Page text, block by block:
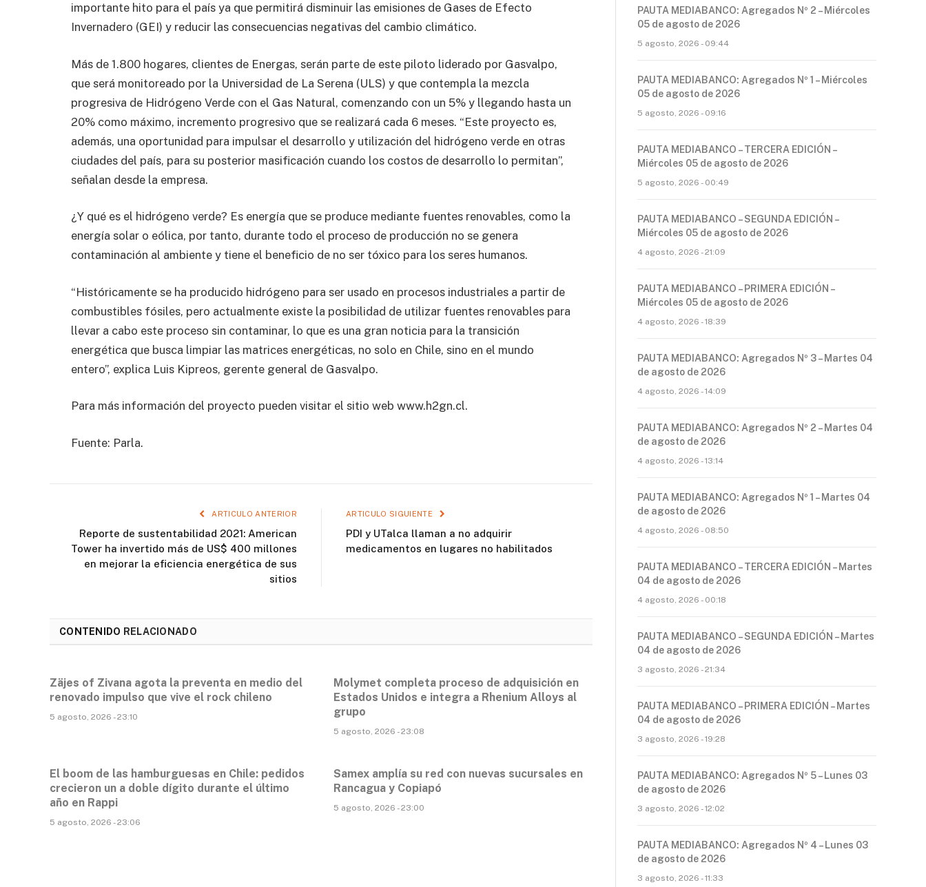
importante hito para el país ya que permitirá disminuir las emisiones de Gases de Efecto
Invernadero (GEI) y reducir las consecuencias negativas del cambio climático.
Más de 1.800 hogares, clientes de Energas, serán parte de este piloto liderado por Gasvalpo,
que será monitoreado por la Universidad de La Serena (ULS) y que contempla la mezcla
progresiva de Hidrógeno Verde con el Gas Natural, comenzando con un 5% y llegando hasta un
20% como máximo, incremento progresivo que se realizará cada 6 meses. “Este proyecto es,
además, una oportunidad para impulsar el desarrollo y utilización del hidrógeno verde en otras
ciudades del país, para su posterior masificación cuando los costos de desarrollo lo permitan”,
señalan desde la empresa.
¿Y qué es el hidrógeno verde? Es energía que se produce mediante fuentes renovables, como la
energía solar o eólica, por tanto, durante todo el proceso de producción no se genera
contaminación al ambiente y tiene el beneficio de no ser tóxico para los seres humanos.
“Históricamente se ha producido hidrógeno para ser usado en procesos industriales a partir de
combustibles fósiles, pero actualmente existe la posibilidad de utilizar fuentes renovables para
llevar a cabo este proceso sin contaminar, lo que es una gran noticia para la transición
energética que busca limpiar las matrices energéticas, no solo en Chile, sino en el mundo
entero”, explica Luis Kipreos, gerente general de Gasvalpo.
Para más información del proyecto pueden visitar el sitio web www.h2gn.cl.
Fuente: Parla.
ARTICULO ANTERIOR
Reporte de sustentabilidad 2021: American
Tower ha invertido más de US$ 400 millones
en mejorar la eficiencia energética de sus
sitios
ARTICULO SIGUIENTE
PDI y UTalca llaman a no adquirir
medicamentos en lugares no habilitados
CONTENIDO RELACIONADO
Zäjes of Zivana agota la preventa en medio del
renovado impulso que vive el rock chileno
5 agosto, 2026 - 23:10
Molymet completa proceso de adquisición en
Estados Unidos e integra a Rhenium Alloys al
grupo
5 agosto, 2026 - 23:08
El boom de las hamburguesas en Chile: pedidos
crecieron un a doble dígito durante el último
año en Rappi
5 agosto, 2026 - 23:06
Samex amplía su red con nuevas sucursales en
Rancagua y Copiapó
5 agosto, 2026 - 23:00
PAUTA MEDIABANCO: Agregados Nº 2 – Miércoles
05 de agosto de 2026
5 agosto, 2026 - 09:44
PAUTA MEDIABANCO: Agregados Nº 1 – Miércoles
05 de agosto de 2026
5 agosto, 2026 - 09:16
PAUTA MEDIABANCO – TERCERA EDICIÓN –
Miércoles 05 de agosto de 2026
5 agosto, 2026 - 00:49
PAUTA MEDIABANCO – SEGUNDA EDICIÓN –
Miércoles 05 de agosto de 2026
4 agosto, 2026 - 21:09
PAUTA MEDIABANCO – PRIMERA EDICIÓN –
Miércoles 05 de agosto de 2026
4 agosto, 2026 - 18:39
PAUTA MEDIABANCO: Agregados Nº 3 – Martes 04
de agosto de 2026
4 agosto, 2026 - 14:09
PAUTA MEDIABANCO: Agregados Nº 2 – Martes 04
de agosto de 2026
4 agosto, 2026 - 13:14
PAUTA MEDIABANCO: Agregados Nº 1 – Martes 04
de agosto de 2026
4 agosto, 2026 - 08:50
PAUTA MEDIABANCO – TERCERA EDICIÓN – Martes
04 de agosto de 2026
4 agosto, 2026 - 00:18
PAUTA MEDIABANCO – SEGUNDA EDICIÓN – Martes
04 de agosto de 2026
3 agosto, 2026 - 21:34
PAUTA MEDIABANCO – PRIMERA EDICIÓN – Martes
04 de agosto de 2026
3 agosto, 2026 - 19:28
PAUTA MEDIABANCO: Agregados Nº 5 – Lunes 03
de agosto de 2026
3 agosto, 2026 - 12:02
PAUTA MEDIABANCO: Agregados Nº 4 – Lunes 03
de agosto de 2026
3 agosto, 2026 - 11:33